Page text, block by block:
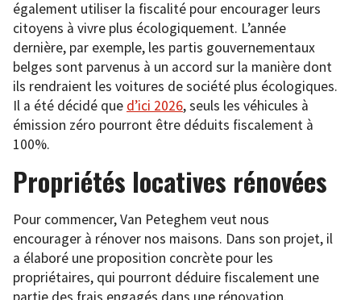
également utiliser la fiscalité pour encourager leurs
citoyens à vivre plus écologiquement. L’année
dernière, par exemple, les partis gouvernementaux
belges sont parvenus à un accord sur la manière dont
ils rendraient les voitures de société plus écologiques.
Il a été décidé que d’ici 2026, seuls les véhicules à
émission zéro pourront être déduits fiscalement à
100%.
Propriétés locatives rénovées
Pour commencer, Van Peteghem veut nous
encourager à rénover nos maisons. Dans son projet, il
a élaboré une proposition concrète pour les
propriétaires, qui pourront déduire fiscalement une